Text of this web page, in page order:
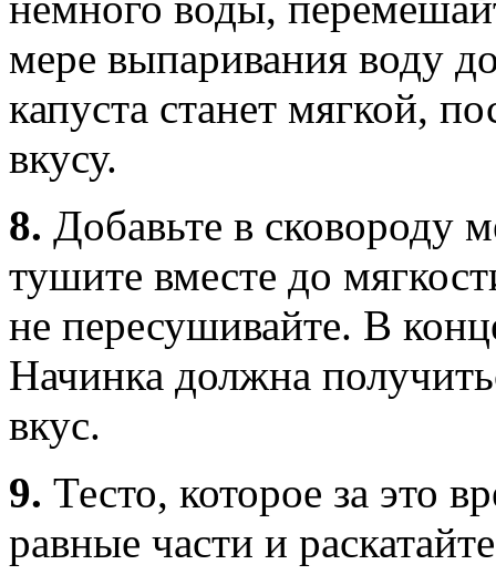
мере выпаривания воду
капуста станет мягкой,
вкусу.
8. Добавьте в сковороду
тушите вместе до
не пересушивайте. В
Начинка должна
вкус.
9. Тесто, которое за это
равные части и